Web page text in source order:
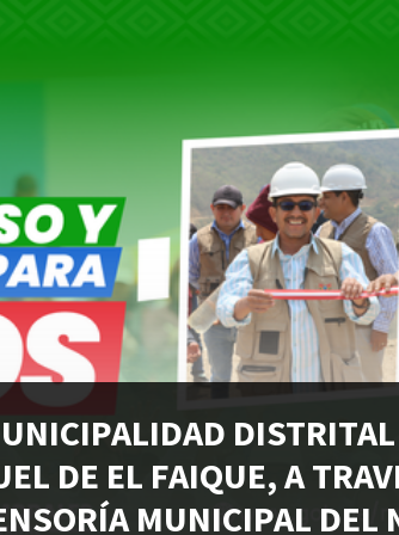
DE EL FAIQUE, A
MUNICIPAL DEL